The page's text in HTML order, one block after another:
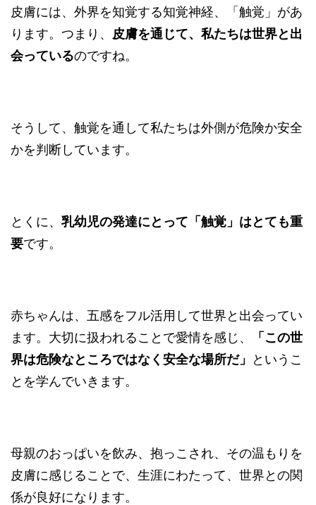
皮膚には、外界を知覚する知覚神経、「触覚」があ
ります。つまり、 皮膚を通じて、私たちは世界と出
会っているのですね。
そうして、触覚を通して私たちは外側が危険か安全
かを判断しています。
とくに、 乳幼児の発達にとって「触覚」はとても重
要です。
赤ちゃんは、五感をフル活用して世界と出会ってい
ます。大切に扱われることで愛情を感じ、
「この世
界は危険なところではなく安全な場所だ」
というこ
とを学んでいきます。
母親のおっぱいを飲み、抱っこされ、その温もりを
皮膚に感じることで、生涯にわたって、世界との関
係が良好になります。